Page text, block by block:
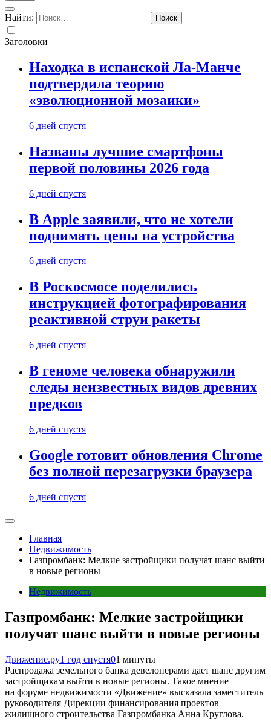
Найти:
Заголовки
Находка в испанской Ла-Манче
подтвердила теорию
«эволюционной мозаики»
6 дней спустя
Названы лучшие смартфоны
первой половины 2026 года
6 дней спустя
В Apple заявили, что не хотели
поднимать цены на устройства
6 дней спустя
В Роскосмосе поделились
инструкцией фотографирования
реактивной струи ракеты
6 дней спустя
В геноме человека обнаружили
следы неизвестных видов древних
предков
6 дней спустя
Google готовит обновления Chrome
без полной перезагрузки браузера
6 дней спустя
Главная
Недвижимость
Газпромбанк: Мелкие застройщики получат шанс выйти
в новые регионы
Недвижимость
Газпромбанк: Мелкие застройщики
получат шанс выйти в новые регионы
Движение.ру1 год спустя01 минуты
Распродажа земельного банка девелоперами дает шанс другим
застройщикам выйти в новые регионы. Такое мнение
на форуме недвижимости «Движение» высказала заместитель
руководителя Дирекции финансирования проектов
жилищного строительства Газпромбанка Анна Круглова.